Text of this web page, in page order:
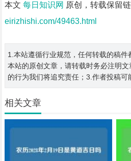
本文 每日知识网 原创，转载保留
eirizhishi.com/49463.html
1.本站遵循行业规范，任何转载的稿
本站的原创文章，请转载时务必注明
的行为我们将追究责任；3.作者投稿可
相关文章